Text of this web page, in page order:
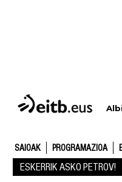
SAIOAK PROGRAMAZIOA
ESKERRIK ASKO PETROV!